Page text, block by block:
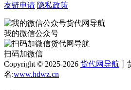
友链申请 隐私政策
我的微信公众号
扫码加微信
Copyright © 2025-2026 货代网导航
名:www.hdwz.cn